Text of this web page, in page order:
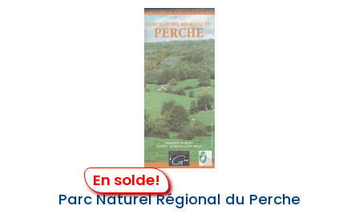
En solde!
Parc Naturel Régional du Perche